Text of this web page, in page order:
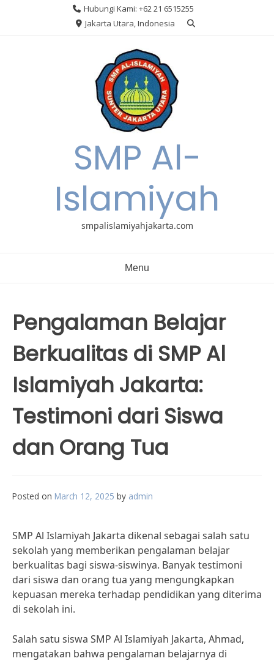
Hubungi Kami: +62 21 6515255
Jakarta Utara, Indonesia
SMP Al-
Islamiyah
smpalislamiyahjakarta.com
Menu
Pengalaman Belajar
Berkualitas di SMP Al
Islamiyah Jakarta:
Testimoni dari Siswa
dan Orang Tua
Posted on March 12, 2025 by admin
SMP Al Islamiyah Jakarta dikenal sebagai salah satu
sekolah yang memberikan pengalaman belajar
berkualitas bagi siswa-siswinya. Banyak testimoni
dari siswa dan orang tua yang mengungkapkan
kepuasan mereka terhadap pendidikan yang diterima
di sekolah ini.
Salah satu siswa SMP Al Islamiyah Jakarta, Ahmad,
mengatakan bahwa pengalaman belajarnya di